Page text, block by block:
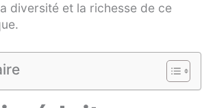
diversité et la richesse de ce